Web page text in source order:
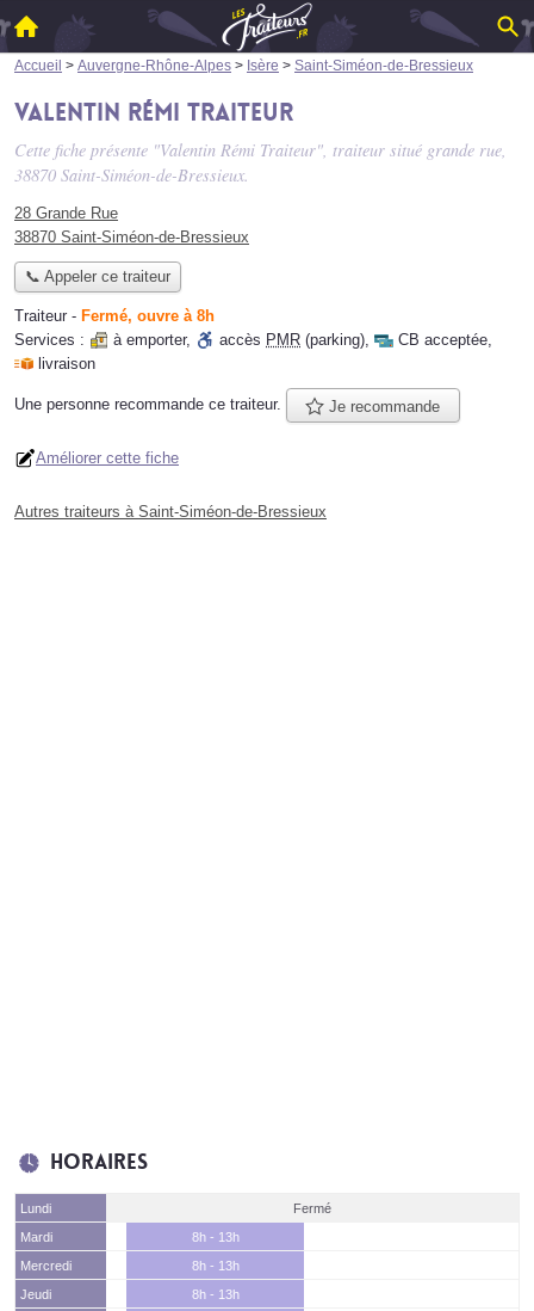
Accueil > Auvergne-Rhône-Alpes > Isère > Saint-Siméon-de-Bressieux
Valentin Rémi Traiteur
Cette fiche présente "Valentin Rémi Traiteur", traiteur situé grande rue,
38870 Saint-Siméon-de-Bressieux.
28 Grande Rue
38870 Saint-Siméon-de-Bressieux
📞 Appeler ce traiteur
Traiteur - Fermé, ouvre à 8h
Services :
à emporter, accès PMR (parking), CB acceptée,
livraison
Une personne recommande ce traiteur. Je recommande
Améliorer cette fiche
Autres traiteurs à Saint-Siméon-de-Bressieux
Horaires
Lundi
Fermé
Mardi
8h - 13h
Mercredi
8h - 13h
Jeudi
8h - 13h